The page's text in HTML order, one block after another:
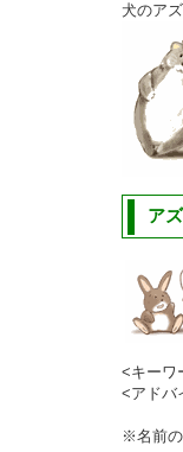
犬のア
ア
<キーワ
<アドバ
※名前